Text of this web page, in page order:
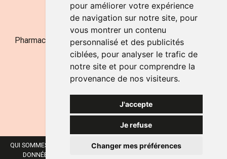
pour améliorer votre expérience
de navigation sur notre site, pour
vous montrer un contenu
personnalisé et des publicités
ciblées, pour analyser le trafic de
notre site et pour comprendre la
provenance de nos visiteurs.
J'accepte
Je refuse
Changer mes préférences
NOUS CONTACTER
Pharmacie Jufarma - Fatima Abachra - APB 521704 - N°
Entreprise BE0882-700-592
QUI SOMMES-NOUS ? NOS MARQUES MENTIONS LÉGALES
DONNÉES PERSONNELLES